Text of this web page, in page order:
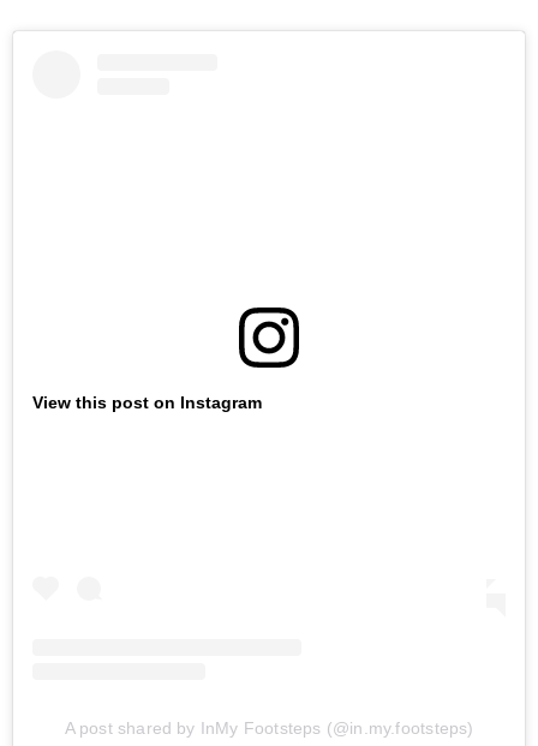
View this post on Instagram
A post shared by InMy Footsteps (@in.my.footsteps)